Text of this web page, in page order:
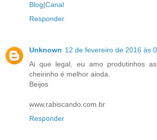
Blog|Canal
Responder
Unknown 12 de fevereiro de 2016 às
Ai que legal, eu amo produtinhos
cheirinho é melhor ainda.
Beijos
www.rabiscando.com.br
Responder